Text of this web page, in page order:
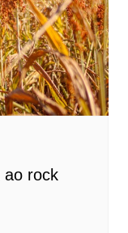
ao rock